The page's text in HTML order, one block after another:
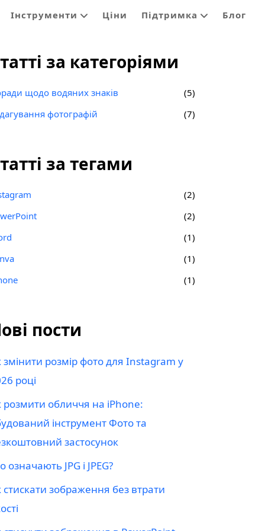
Інструменти Ціни Підтримка Блог
за категоріями
щодо водяних знаків
(5)
фотографій
(7)
за тегами
(2)
(2)
(1)
(1)
(1)
пости
змінити розмір фото для Instagram у
році
розмити обличчя на iPhone:
інструмент Фото та
застосунок
означають JPG і JPEG?
стискати зображення без втрати